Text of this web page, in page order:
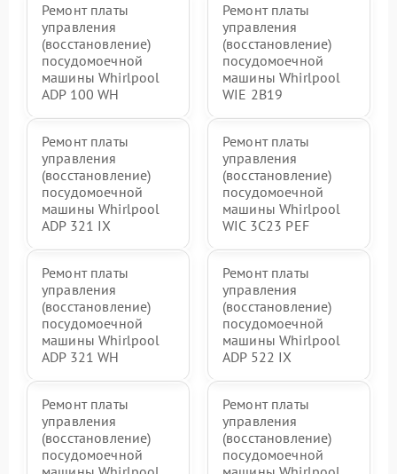
Ремонт платы
управления
(восстановление)
посудомоечной
машины Whirlpool
ADP 100 WH
Ремонт платы
управления
(восстановление)
посудомоечной
машины Whirlpool
WIE 2B19
Ремонт платы
управления
(восстановление)
посудомоечной
машины Whirlpool
ADP 321 IX
Ремонт платы
управления
(восстановление)
посудомоечной
машины Whirlpool
WIC 3C23 PEF
Ремонт платы
управления
(восстановление)
посудомоечной
машины Whirlpool
ADP 321 WH
Ремонт платы
управления
(восстановление)
посудомоечной
машины Whirlpool
ADP 522 IX
Ремонт платы
управления
(восстановление)
посудомоечной
Ремонт платы
управления
(восстановление)
посудомоечной